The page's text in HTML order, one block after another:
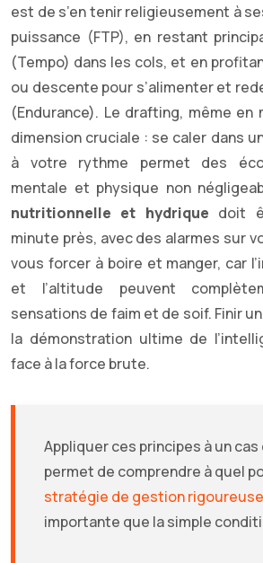
est de s’en tenir religieusement à
puissance (FTP), en restant
(Tempo) dans les cols, et en
ou descente pour s’alimenter et
(Endurance). Le drafting, même en
dimension cruciale : se caler dans
à votre rythme permet des
mentale et physique non
nutritionnelle et hydrique doit
minute près, avec des alarmes sur
vous forcer à boire et manger, car
et l’altitude peuvent
sensations de faim et de soif. Finir
la démonstration ultime de
face à la force brute.
Appliquer ces principes à un
permet de comprendre à quel
stratégie de gestion rigoureuse
importante que la simple